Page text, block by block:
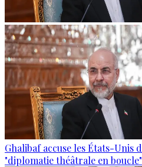
Ghalibaf accuse les États-Unis
"diplomatie théâtrale en boucle"